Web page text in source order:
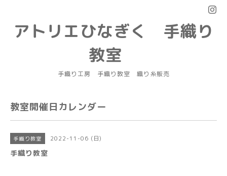
アトリエひなぎく 手織り
教室
手織り工房 手織り教室 織り糸販売
教室開催日カレンダー
手織り教室 2022-11-06 (日)
手織り教室